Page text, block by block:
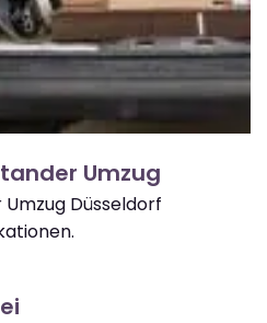
Umzug
Düsseldorf